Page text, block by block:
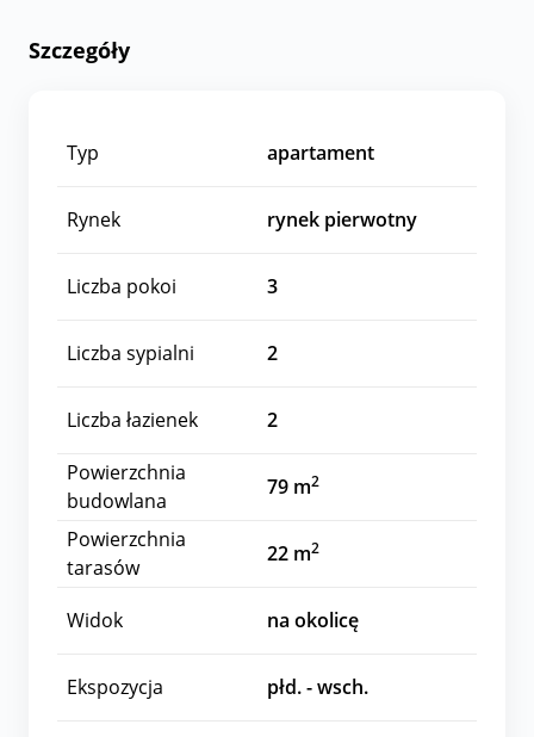
Szczegóły
Typ apartament
Rynek rynek pierwotny
Liczba pokoi 3
Liczba sypialni 2
Liczba łazienek
2
Powierzchnia
budowlana
79 m2
Powierzchnia
tarasów
22 m2
Widok na okolicę
Ekspozycja płd. - wsch.